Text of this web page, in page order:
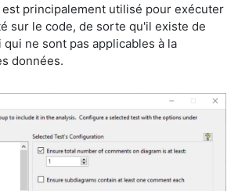
est principalement utilisé pour exécuter
sur le code, de sorte qu'il existe de
ne sont pas applicables à la
données.